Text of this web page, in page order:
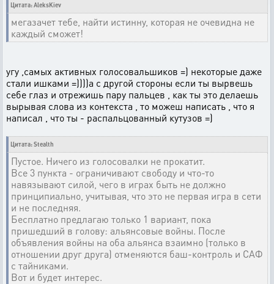
Цитата: AleksKiev
мегазачет тебе, найти истинну, которая не очевидна не
каждый сможет!
угу ,самых активных голосовальшиков =) некоторые даже
стали ишками =))))а с другой стороны если ты вырвешь
себе глаз и отрежишь пару пальцев , как ты это делаешь
вырывая слова из контекста , то можеш написать , что я
написал , что ты - распальцованный кутузов =)
Цитата: Stealth
Пустое. Ничего из голосовалки не прокатит.
Все 3 пункта - ограничивают свободу и что-то
навязывают силой, чего в играх быть не должно
принципиально, учитывая, что это не первая игра в сети
и не последняя.
Бесплатно предлагаю только 1 вариант, пока
пришедший в голову: альянсовые войны. После
объявления войны на оба альянса взаимно (только в
отношении друг друга) отменяются баш-контроль и САФ
с тайниками.
Вот и будет интерес.